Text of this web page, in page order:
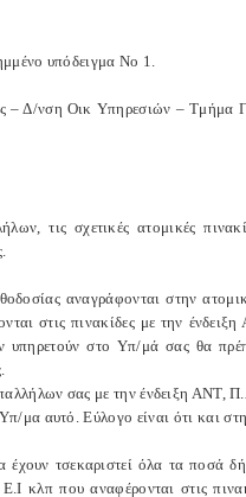
υπόδειγμα Νο 1.
– Δ/νση Οικ Υπηρεσιών – Τμήμα
τις σχετικές ατομικές
αναγράφονται στην
στις πινακίδες με την
υπηρετούν στο Υπ/μά σας θα
σας με την ένδειξη
μα αυτό. Εύλογο είναι ότι και
τσεκαριστεί όλα τα ποσά
που αναφέρονται στις